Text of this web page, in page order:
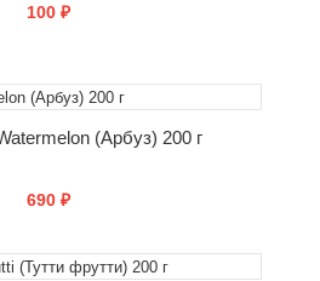
100 ₽
КУПИТЬ
(Арбуз) 200 г
690 ₽
КУПИТЬ